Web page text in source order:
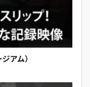
アム）